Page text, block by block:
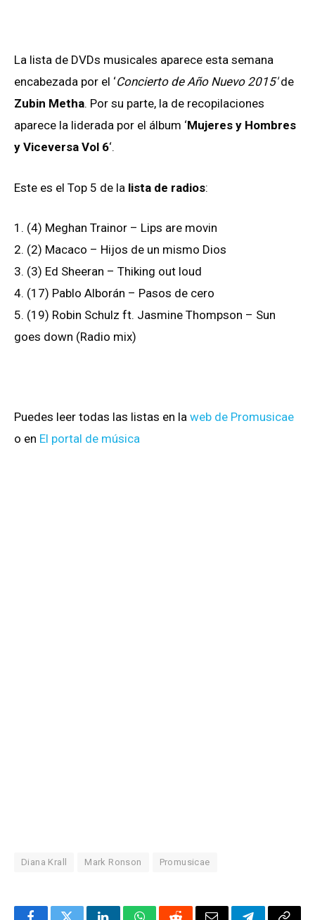
La lista de DVDs musicales aparece esta semana
encabezada por el ‘Concierto de Año Nuevo 2015′de
Zubin Metha. Por su parte, la de recopilaciones
aparece la liderada por el álbum ‘Mujeres y Hombres
y Viceversa Vol 6‘.
Este es el Top 5 de la lista de radios:
1. (4) Meghan Trainor – Lips are movin
2. (2) Macaco – Hijos de un mismo Dios
3. (3) Ed Sheeran – Thiking out loud
4. (17) Pablo Alborán – Pasos de cero
5. (19) Robin Schulz ft. Jasmine Thompson – Sun
goes down (Radio mix)
Puedes leer todas las listas en la web de Promusicae
o en El portal de música
Diana Krall Mark Ronson Promusicae